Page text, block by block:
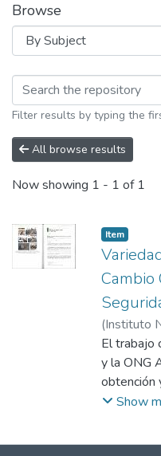
Browse
Browsing
Filter results by typing the
All browse results
Now showing 1 - 1 of 1
Item
Cambio
(Instituto
2020-
Antonio;
Antonio;
Pacheco
El trabajo
y la ONG
obtención
Show